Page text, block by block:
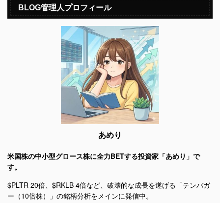
BLOG管理人プロフィール
あめり
米国株の中小型グロース株に全力BETする投資家「あめり」で
す。
$PLTR 20倍、$RKLB 4倍など、破壊的な成長を遂げる「テンバガ
ー（10倍株）」の銘柄分析をメインに発信中。